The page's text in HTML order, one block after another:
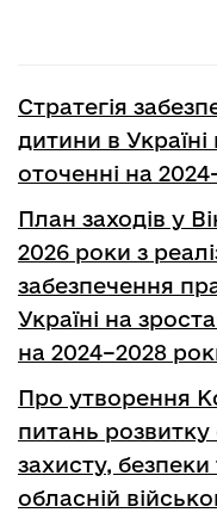
Стратегія
дитини в
оточенні на
План заходів у
2026 роки з
забезпечення
Україні на
на 2024–2028
Про утворення
питань
захисту,
обласній